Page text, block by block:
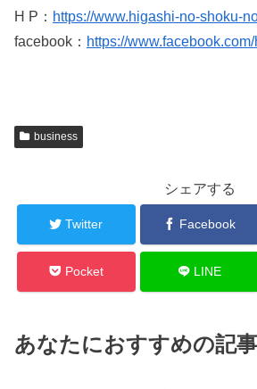
H P： https://www.higashi-no-shoku-
facebook： https://
business
シェアする
Twitter Facebook
Pocket LINE
あなたにおすすめの記事